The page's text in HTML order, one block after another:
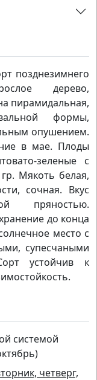
позднезимнего
дерево,
пирамидальная,
формы,
опушением.
в мае. Плоды
зеленые с
Мякоть белая,
сочная. Вкус
пряностью.
до конца
место с
супесчаными
устойчив к
системой
четверг,